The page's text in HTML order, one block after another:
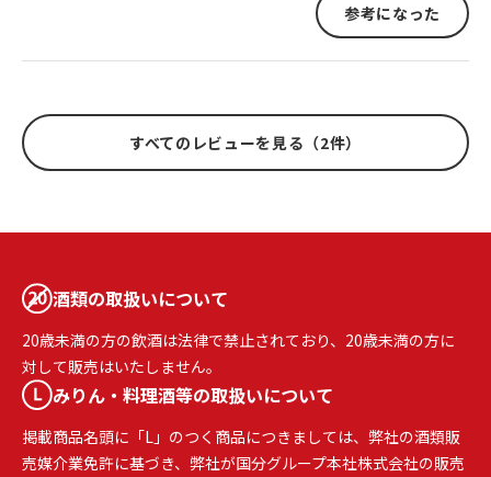
参考になった
すべてのレビューを見る（2件）
酒類の取扱いについて
20歳未満の方の飲酒は法律で禁止されており、20歳未満の方に
対して販売はいたしません。
みりん・料理酒等の取扱いについて
掲載商品名頭に「L」のつく商品につきましては、弊社の酒類販
売媒介業免許に基づき、弊社が国分グループ本社株式会社の販売